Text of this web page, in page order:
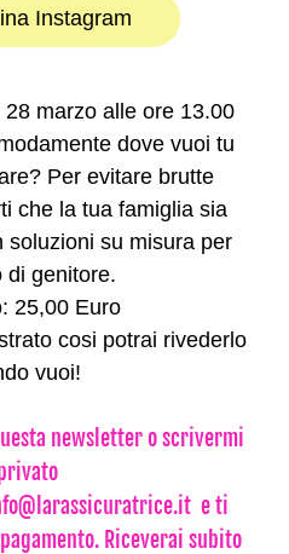
Instagram
marzo alle ore 13.00
dove vuoi tu
Per evitare brutte
che la tua famiglia sia
soluzioni su misura per
di genitore.
25,00 Euro
cosi potrai rivederlo
vuoi!
newsletter o scrivermi
e ti
Riceverai subito